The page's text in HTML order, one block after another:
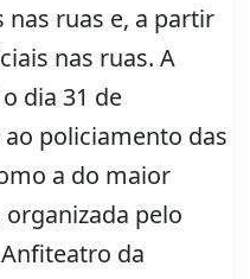
nas ruas e, a partir
nas ruas. A
dia 31 de
policiamento das
a do maior
organizada pelo
da